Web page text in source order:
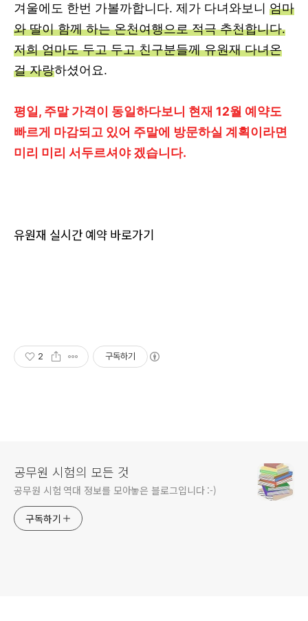
겨울에도 한번 가볼까합니다. 제가 다녀와보니 엄마
와 딸이 함께 하는 온천여행으로 적극 추천합니다.
저희 엄마도 두고 두고 친구분들께 유원재 다녀온
걸 자랑하셨어요.
평일, 주말 가격이 동일하다보니 현재 12월 예약도
빠르게 마감되고 있어 주말에 방문하실 계획이라면
미리 미리 서두르셔야 겠습니다.
유원재 실시간 예약 바로가기
2 구독하기
공무원 시험의 모든 것
공무원 시험 역대 정보를 모아놓은 블로그입니다 :-)
구독하기